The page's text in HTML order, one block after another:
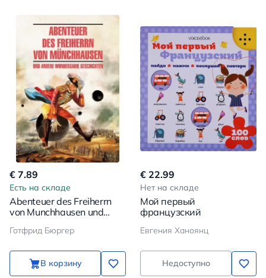
€ 7.89
Есть на складе
Abenteuer des Freiherrn
von Munchhausen und
geschichten
Готфрид Бюргер
В корзину
€ 22.99
Нет на складе
Мой первый
французский
Евгения Ханоянц
Недоступно